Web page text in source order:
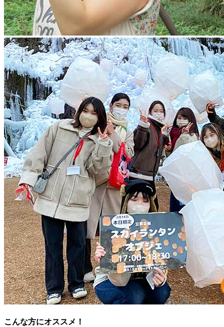
こんな方にオススメ！